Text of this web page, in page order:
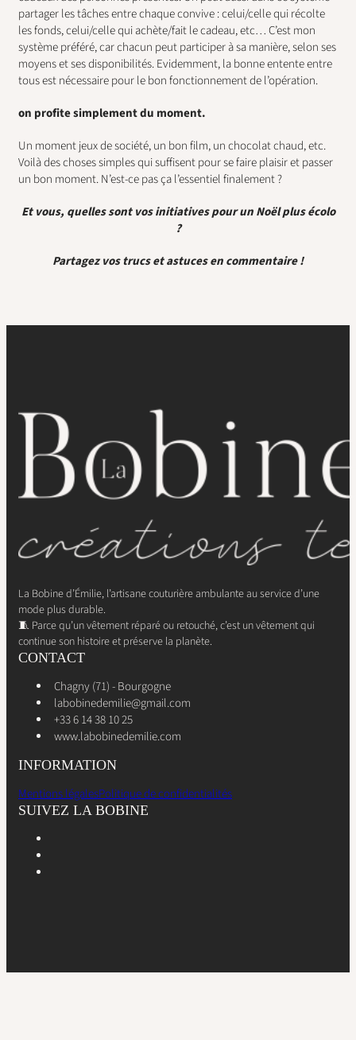
partager les tâches entre chaque convive : celui/celle qui récolte
les fonds, celui/celle qui achète/fait le cadeau, etc… C’est mon
système préféré, car chacun peut participer à sa manière, selon ses
moyens et ses disponibilités. Evidemment, la bonne entente entre
tous est nécessaire pour le bon fonctionnement de l’opération.
on profite simplement du moment.
Un moment jeux de société, un bon film, un chocolat chaud, etc.
Voilà des choses simples qui suffisent pour se faire plaisir et passer
un bon moment. N’est-ce pas ça l’essentiel finalement ?
Et vous, quelles sont vos initiatives pour un Noël plus écolo
?
Partagez vos trucs et astuces en commentaire !
La Bobine d’Émilie, l’artisane couturière ambulante au service d’une
mode plus durable.
🧵 Parce qu’un vêtement réparé ou retouché, c’est un vêtement qui
continue son histoire et préserve la planète.
CONTACT
Chagny (71) - Bourgogne
labobinedemilie@gmail.com
+33 6 14 38 10 25
www.labobinedemilie.com
INFORMATION
Mentions légalesPolitique de confidentialités
SUIVEZ LA BOBINE